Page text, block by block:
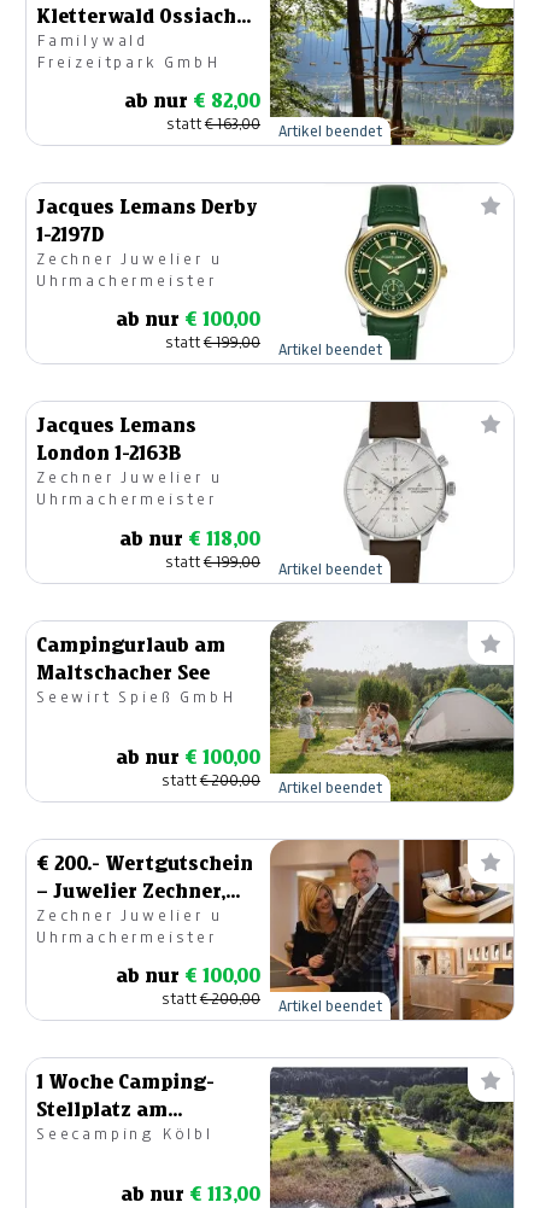
Kletterwald Ossiacher
See
Familywald
Freizeitpark GmbH
ab nur € 82,00
statt€ 163,00 Artikel beendet
Jacques Lemans Derby
1-2197D
Zechner Juwelier u
Uhrmachermeister
ab nur € 100,00
statt€ 199,00 Artikel beendet
Jacques Lemans
London 1-2163B
Zechner Juwelier u
Uhrmachermeister
ab nur € 118,00
statt€ 199,00 Artikel beendet
Campingurlaub am
Maltschacher See
Seewirt Spieß GmbH
ab nur € 100,00
statt€ 200,00 Artikel beendet
€ 200.- Wertgutschein
– Juwelier Zechner,
Feldkirchen
Zechner Juwelier u
Uhrmachermeister
ab nur € 100,00
statt€ 200,00 Artikel beendet
1 Woche Camping-
Stellplatz am
Ossiacher See für 2
Seecamping Kölbl
ab nur € 113,00